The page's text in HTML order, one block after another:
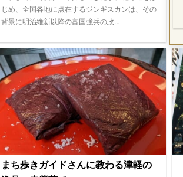
じめ、全国各地に点在するジンギスカンは、その
背景に明治維新以降の富国強兵の政…
まち歩きガイドさんに教わる津軽の